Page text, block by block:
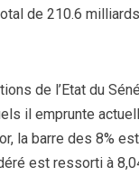
de 210.6
de l’Etat du
il emprunte
la barre des 8%
est ressorti à